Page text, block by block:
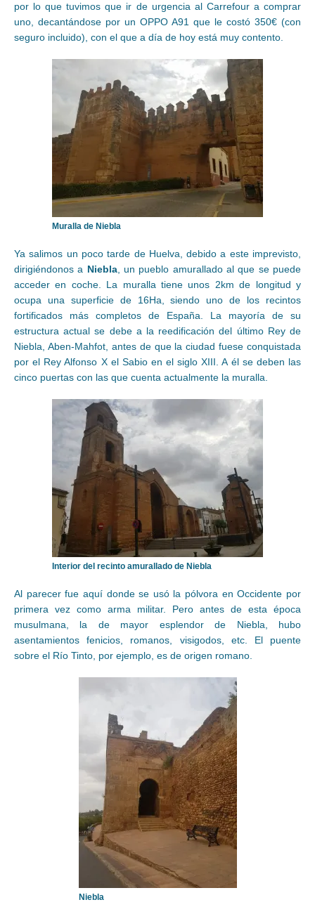
por lo que tuvimos que ir de urgencia al Carrefour a comprar
uno, decantándose por un OPPO A91 que le costó 350€ (con
seguro incluido), con el que a día de hoy está muy contento.
Muralla de Niebla
Ya salimos un poco tarde de Huelva, debido a este imprevisto,
dirigiéndonos a Niebla, un pueblo amurallado al que se puede
acceder en coche. La muralla tiene unos 2km de longitud y
ocupa una superficie de 16Ha, siendo uno de los recintos
fortificados más completos de España. La mayoría de su
estructura actual se debe a la reedificación del último Rey de
Niebla, Aben-Mahfot, antes de que la ciudad fuese conquistada
por el Rey Alfonso X el Sabio en el siglo XIII. A él se deben las
cinco puertas con las que cuenta actualmente la muralla.
Interior del recinto amurallado de Niebla
Al parecer fue aquí donde se usó la pólvora en Occidente por
primera vez como arma militar. Pero antes de esta época
musulmana, la de mayor esplendor de Niebla, hubo
asentamientos fenicios, romanos, visigodos, etc. El puente
sobre el Río Tinto, por ejemplo, es de origen romano.
Niebla